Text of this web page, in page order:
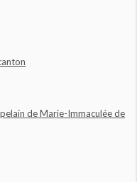
de Marie-Immaculée de